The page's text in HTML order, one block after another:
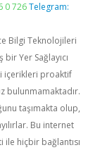
0 726 Telegram:
Bilgi Teknolojileri
Yer Sağlayıcı
içerikleri proaktif
bulunmamaktadır.
taşımakta olup,
Bu internet
hiçbir bağlantısı